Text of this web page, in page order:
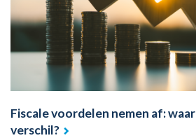
Fiscale voordelen nemen af:
verschil?